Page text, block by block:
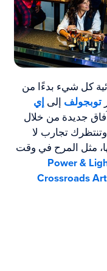
كل شيء بدءًا من
توبجولف إلىإي
جديدة من خلال
تجارب لا
مثل المرح في وقت
Power &
Crossroads